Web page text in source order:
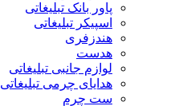
پاور بانک تبلیغاتی
اسپیکر تبلیغاتی
هندزفری
هدست
لوازم جانبی تبلیغاتی
هدایای چرمی تبلیغاتی
ست چرم